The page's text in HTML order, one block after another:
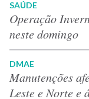
SAÚDE
Operação
neste domingo
DMAE
Manutenções
Leste e Norte e